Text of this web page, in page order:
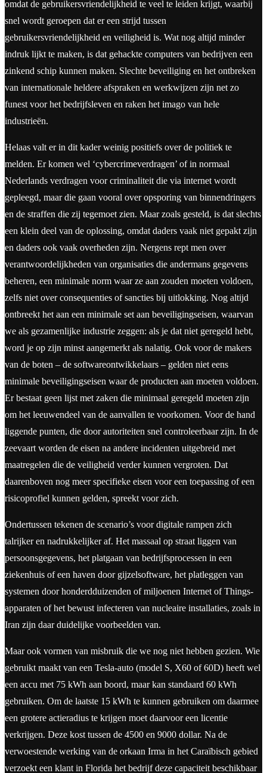
omdat de gebruikersvriendelijkheid te veel te leiden krijgt, waarbij
snel wordt geroepen dat er een strijd tussen
gebruikersvriendelijkheid en veiligheid is. Wat nog altijd minder
indruk lijkt te maken, is dat gehackte computers van bedrijven een
zinkend schip kunnen maken. Slechte beveiliging en het ontbreken
van internationale heldere afspraken en werkwijzen zijn net zo
funest voor het bedrijfsleven en raken het imago van hele
industrieën.
Helaas valt er in dit kader weinig positiefs over de politiek te
melden. Er komen wel ‘cybercrimeverdragen’ of in normaal
Nederlands verdragen voor criminaliteit die via internet wordt
gepleegd, maar die gaan vooral over opsporing van binnendringers
en de straffen die zij tegemoet zien. Maar zoals gesteld, is dat slechts
een klein deel van de oplossing, omdat daders vaak niet gepakt zijn
en daders ook vaak overheden zijn. Nergens rept men over
verantwoordelijkheden van organisaties die andermans gegevens
beheren, een minimale norm waar ze aan zouden moeten voldoen,
zelfs niet over consequenties of sancties bij uitlokking. Nog altijd
ontbreekt het aan een minimale set aan beveiligingseisen, waarvan
we als gezamenlijke industrie zeggen: als je dat niet geregeld hebt,
word je op zijn minst aangemerkt als nalatig. Ook voor de makers
van de boten – de softwareontwikkelaars – gelden niet eens
minimale beveiligingseisen waar de producten aan moeten voldoen.
Er bestaat geen lijst met zaken die minimaal geregeld moeten zijn
om het leeuwendeel van de aanvallen te voorkomen. Voor de hand
liggende punten, die door autoriteiten snel controleerbaar zijn. In de
zeevaart worden de eisen na andere incidenten uitgebreid met
maatregelen die de veiligheid verder kunnen vergroten. Dat
daarenboven nog meer specifieke eisen voor een toepassing of een
risicoprofiel kunnen gelden, spreekt voor zich.
Ondertussen tekenen de scenario’s voor digitale rampen zich
talrijker en nadrukkelijker af. Het massaal op straat liggen van
persoonsgegevens, het platgaan van bedrijfsprocessen in een
ziekenhuis of een haven door gijzelsoftware, het platleggen van
systemen door honderdduizenden of miljoenen Internet of Things-
apparaten of het bewust infecteren van nucleaire installaties, zoals in
Iran zijn daar duidelijke voorbeelden van.
Maar ook vormen van misbruik die we nog niet hebben gezien. Wie
gebruikt maakt van een Tesla-auto (model S, X60 of 60D) heeft wel
een accu met 75 kWh aan boord, maar kan standaard 60 kWh
gebruiken. Om de laatste 15 kWh te kunnen gebruiken om daarmee
een grotere actieradius te krijgen moet daarvoor een licentie
verkrijgen. Deze kost tussen de 4500 en 9000 dollar. Na de
verwoestende werking van de orkaan Irma in het Caraïbisch gebied
verzoekt een klant in Florida het bedrijf deze capaciteit beschikbaar